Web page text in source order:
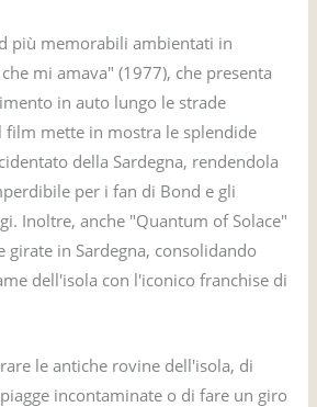
più memorabili ambientati in
mi amava" (1977), che presenta
in auto lungo le strade
film mette in mostra le splendide
della Sardegna, rendendola
per i fan di Bond e gli
Inoltre, anche "Quantum of Solace"
girate in Sardegna, consolidando
dell'isola con l'iconico franchise di
le antiche rovine dell'isola, di
incontaminate o di fare un giro